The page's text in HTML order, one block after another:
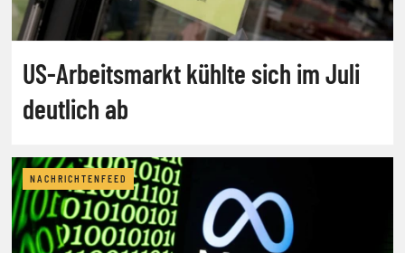
US-Arbeitsmarkt kühlte sich im Juli
deutlich ab
NACHRICHTENFEED